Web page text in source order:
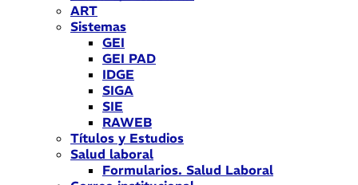
ART
Sistemas
GEI
GEI PAD
IDGE
SIGA
SIE
RAWEB
Títulos y Estudios
Salud laboral
Formularios. Salud Laboral